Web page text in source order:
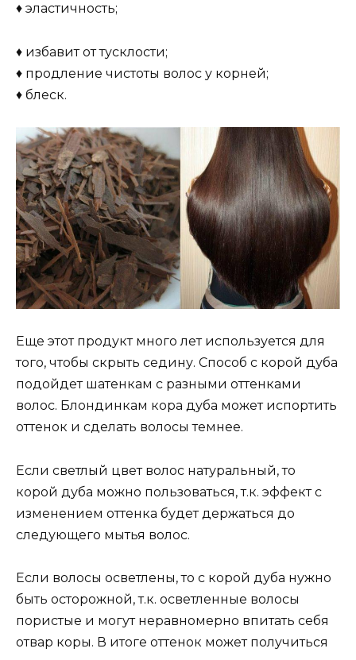
♦ эластичность;
♦ избавит от тусклости;
♦ продление чистоты волос у корней;
♦ блеск.
Еще этот продукт много лет используется для
того, чтобы скрыть седину. Способ с корой дуба
подойдет шатенкам с разными оттенками
волос. Блондинкам кора дуба может испортить
оттенок и сделать волосы темнее.
Если светлый цвет волос натуральный, то
корой дуба можно пользоваться, т.к. эффект с
изменением оттенка будет держаться до
следующего мытья волос.
Если волосы осветлены, то с корой дуба нужно
быть осторожной, т.к. осветленные волосы
пористые и могут неравномерно впитать себя
отвар коры. В итоге оттенок может получиться